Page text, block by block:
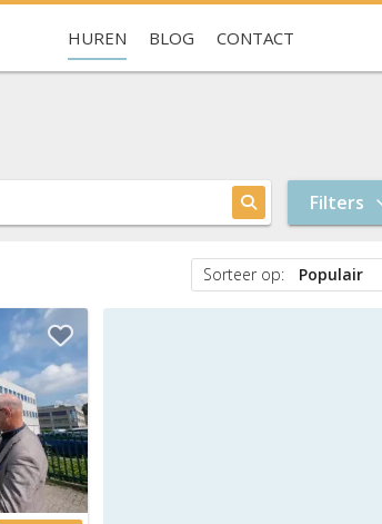
HUREN BLOG CONTACT
Filters
Sorteer op:
Populair
Populair